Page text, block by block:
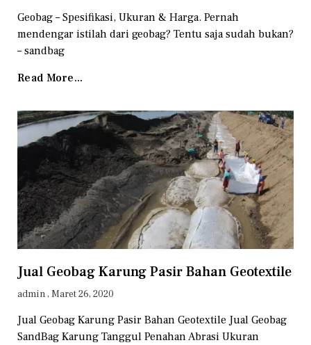
Geobag – Spesifikasi, Ukuran & Harga. Pernah
mendengar istilah dari geobag? Tentu saja sudah bukan?
– sandbag
Read More...
Jual Geobag Karung Pasir Bahan Geotextile
admin Maret 26, 2020
Jual Geobag Karung Pasir Bahan Geotextile Jual Geobag
SandBag Karung Tanggul Penahan Abrasi Ukuran